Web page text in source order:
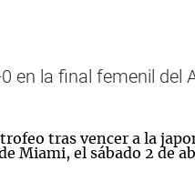
en la final femenil del